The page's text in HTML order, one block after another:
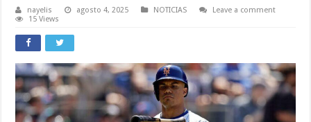
nayelis agosto 4, 2025 NOTICIAS
Leave a comment
15 Views